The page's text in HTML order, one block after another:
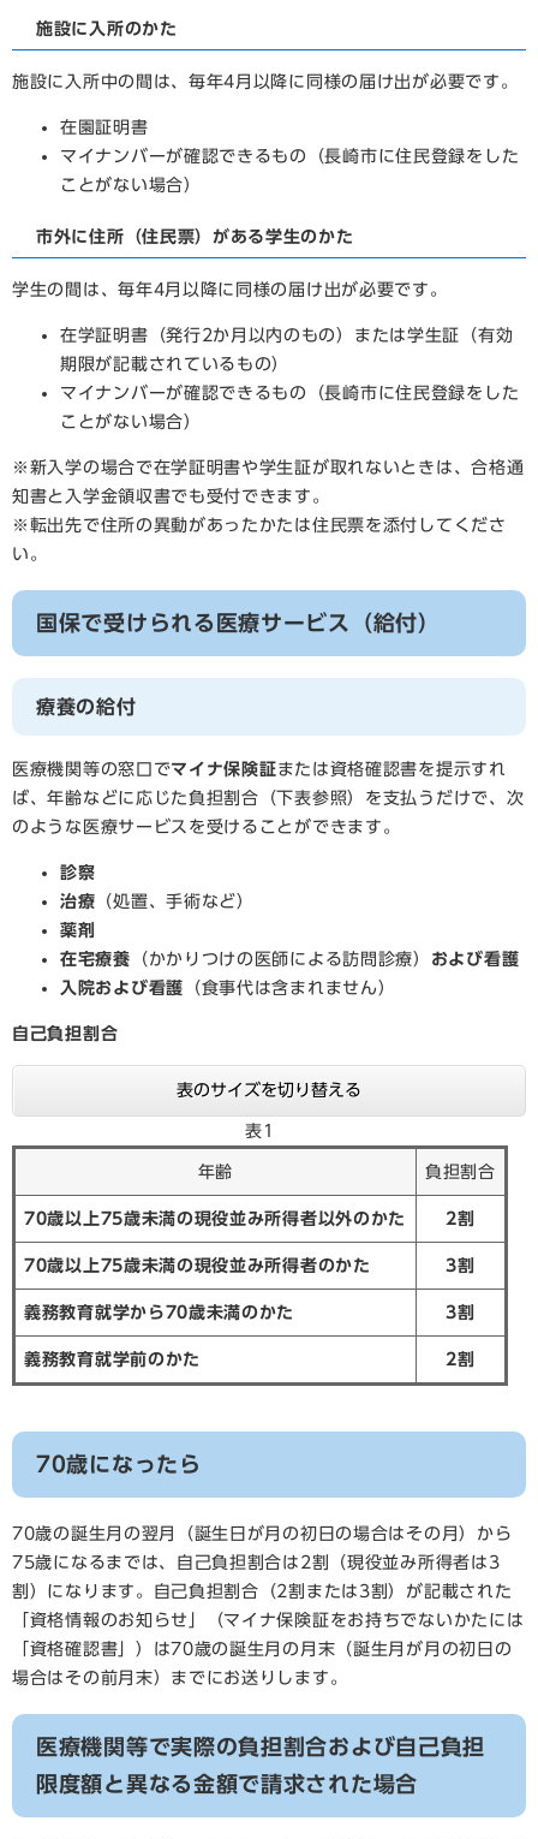
施設に入所のかた
施設に入所中の間は、毎年4月以降に同様の届け出が必要です。
在園証明書
マイナンバーが確認できるもの（長崎市に住民登録をした
ことがない場合）
市外に住所（住民票）がある学生のかた
学生の間は、毎年4月以降に同様の届け出が必要です。
在学証明書（発行2か月以内のもの）または学生証（有効
期限が記載されているもの）
マイナンバーが確認できるもの（長崎市に住民登録をした
ことがない場合）
​※新入学の場合で在学証明書や学生証が取れないときは、合格通
知書と入学金領収書でも受付できます。
※転出先で住所の異動があったかたは住民票を添付してくださ
い。
国保で受けられる医療サービス（給付）
療養の給付
医療機関等の窓口でマイナ保険証または資格確認書を提示すれ
ば、年齢などに応じた負担割合（下表参照）を支払うだけで、次
のような医療サービスを受けることができます。
診察
治療 （処置、手術など）
薬剤
在宅療養 （かかりつけの医師による訪問診療） および看護
入院および看護 （食事代は含まれません）
自己負担割合
表のサイズを切り替える
表1
年齢 負担割合
70歳以上75歳未満の現役並み所得者以外のかた 2割
70歳以上75歳未満の現役並み所得者のかた 3割
義務教育就学から70歳未満のかた 3割
義務教育就学前のかた 2割
70歳になったら
70歳の誕生月の翌月（誕生日が月の初日の場合はその月）から
75歳になるまでは、自己負担割合は2割（現役並み所得者は3
割）になります。自己負担割合（2割または3割）が記載された
「資格情報のお知らせ」（マイナ保険証をお持ちでないかたには
「資格確認書」）は70歳の誕生月の月末（誕生月が月の初日の
場合はその前月末）までにお送りします。
医療機関等で実際の負担割合および自己負担
限度額と異なる金額で請求された場合